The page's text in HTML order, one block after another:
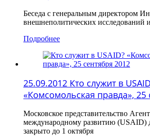
Беседа с генеральным директором
внешнеполитических исследований
Подробнее
25.09.2012 Кто служит в
«Комсомольская правда», 25
Московское представительство
международному развитию (USAID)
закрыто до 1 октября